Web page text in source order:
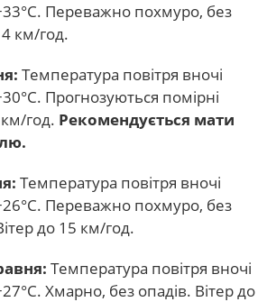
Переважно похмуро, без
км/год.
Температура повітря вночі
Прогнозуються помірні
год. Рекомендується мати
Температура повітря вночі
Переважно похмуро, без
до 15 км/год.
Температура повітря вночі
Хмарно, без опадів. Вітер до